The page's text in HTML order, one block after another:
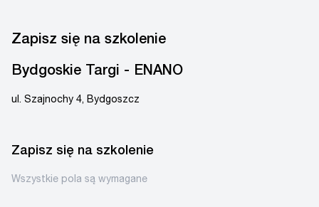
Zapisz się na szkolenie
Bydgoskie Targi - ENANO
ul. Szajnochy 4, Bydgoszcz
Zapisz się na szkolenie
Wszystkie pola są wymagane